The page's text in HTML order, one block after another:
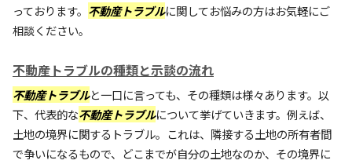
っております。 不動産トラブルに関してお悩みの方はお気軽にご
相談ください。
不動産トラブルの種類と示談の流れ
不動産トラブルと一口に言っても、その種類は様々あります。以
下、代表的な不動産トラブルについて挙げていきます。例えば、
土地の境界に関するトラブル。これは、隣接する土地の所有者間
で争いになるもので、どこまでが自分の土地なのか、その境界に